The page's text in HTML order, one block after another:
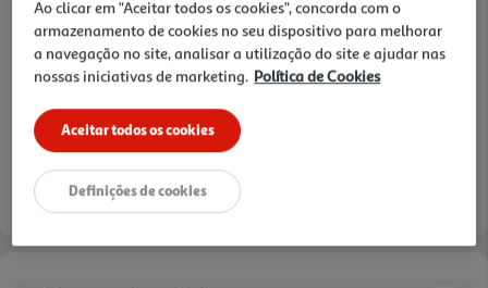
Ao clicar em "Aceitar todos os cookies", concorda com o
armazenamento de cookies no seu dispositivo para melhorar
a navegação no site, analisar a utilização do site e ajudar nas
nossas iniciativas de marketing. Política de Cookies
Aceitar todos os cookies
Definições de cookies